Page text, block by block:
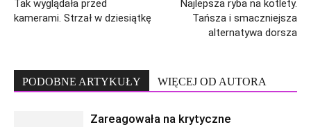
Tak wyglądała przed
kamerami. Strzał w dziesiątkę
Najlepsza ryba na kotlety.
Tańsza i smaczniejsza
alternatywa dorsza
PODOBNE ARTYKUŁY WIĘCEJ OD AUTORA
Zareagowała na krytyczne